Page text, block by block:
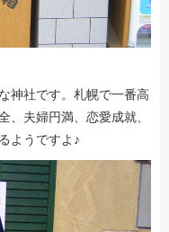
神社です。札幌で一番高
、夫婦円満、恋愛成就、
ようですよ♪